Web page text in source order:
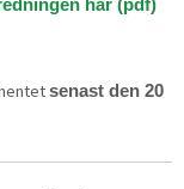
här (pdf)
senast den 20